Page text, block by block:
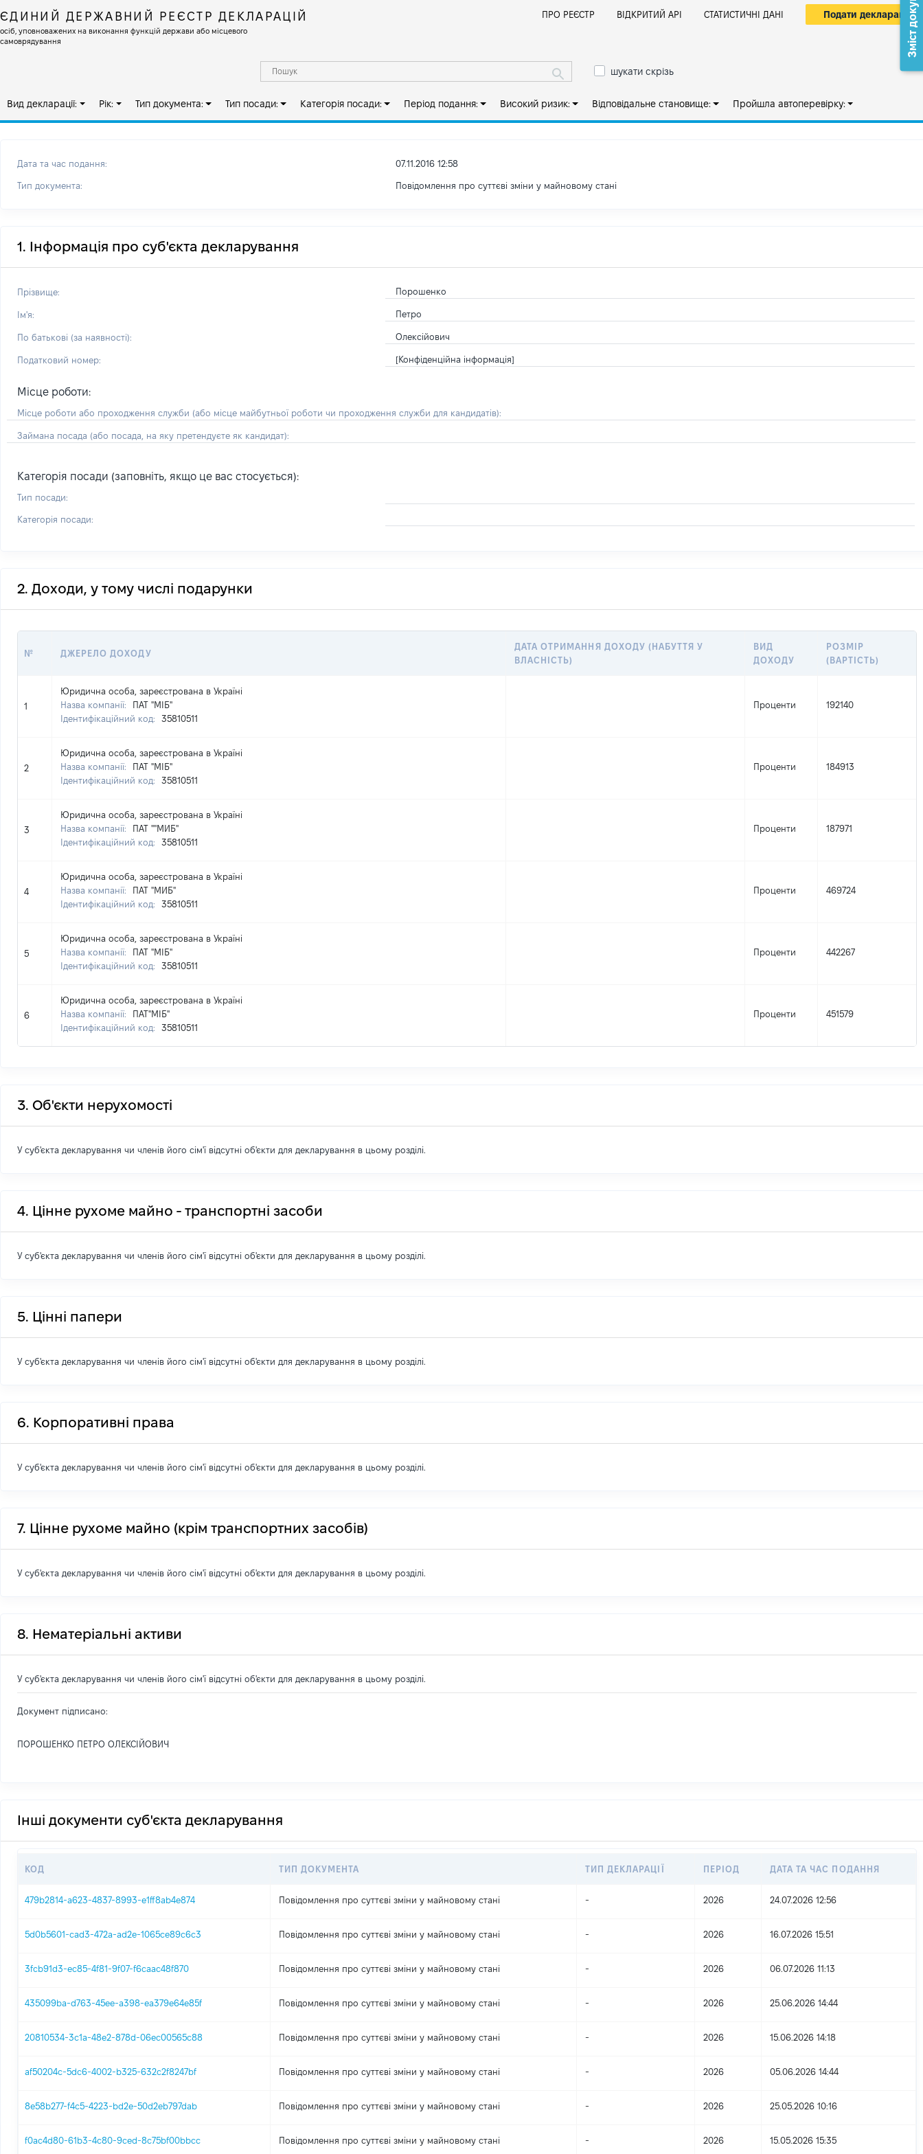
ЄДИНИЙ ДЕРЖАВНИЙ РЕЄСТР ДЕКЛАРАЦІЙ
осіб, уповноважених на виконання функцій держави або місцевого
самоврядування
ПРО РЕЄСТР ВІДКРИТИЙ АРІ СТАТИСТИЧНІ ДАНІ Подати декларацію
шукати скрізь
Вид декларації: Рік: Тип документа: Тип посади: Категорія посади: Період подання: Високий ризик: Відповідальне становище: Пройшла автоперевірку:
Дата та час подання: 07.11.2016 12:58
Тип документа: Повідомлення про суттєві зміни y майновому стані
1. Інформація про суб'єкта декларування
Прізвище: Порошенко
Ім'я: Петро
По батькові (за наявності): Олексійович
Податковий номер: [Конфіденційна інформація]
Місце роботи:
Місце роботи або проходження служби (або місце майбутньої роботи чи проходження служби для кандидатів):
Займана посада (або посада, на яку претендуєте як кандидат):
Категорія посади (заповніть, якщо це вас стосується):
Тип посади:
Категорія посади:
2. Доходи, у тому числі подарунки
№ ДЖЕРЕЛО ДОХОДУ
ДАТА ОТРИМАННЯ ДОХОДУ (НАБУТТЯ У
ВЛАСНІСТЬ)
ВИД
ДОХОДУ
РОЗМІР
(ВАРТІСТЬ)
1
Юридична особа, зареєстрована в Україні
Назва компанії:
ПАТ "МІБ"
Ідентифікаційний код:
35810511
Проценти 192140
2
Юридична особа, зареєстрована в Україні
Назва компанії:
ПАТ "МІБ"
Ідентифікаційний код:
35810511
Проценти 184913
3
Юридична особа, зареєстрована в Україні
Назва компанії:
ПАТ ""МИБ"
Ідентифікаційний код:
35810511
Проценти 187971
4
Юридична особа, зареєстрована в Україні
Назва компанії:
ПАТ "МИБ"
Ідентифікаційний код:
35810511
Проценти 469724
5
Юридична особа, зареєстрована в Україні
Назва компанії:
ПАТ "МІБ"
Ідентифікаційний код:
35810511
Проценти 442267
6
Юридична особа, зареєстрована в Україні
Назва компанії:
ПАТ"МІБ"
Ідентифікаційний код:
35810511
Проценти 451579
3. Об'єкти нерухомості
У суб'єкта декларування чи членів його сім'ї відсутні об'єкти для декларування в цьому розділі.
4. Цінне рухоме майно - транспортні засоби
У суб'єкта декларування чи членів його сім'ї відсутні об'єкти для декларування в цьому розділі.
5. Цінні папери
У суб'єкта декларування чи членів його сім'ї відсутні об'єкти для декларування в цьому розділі.
6. Корпоративні права
У суб'єкта декларування чи членів його сім'ї відсутні об'єкти для декларування в цьому розділі.
7. Цінне рухоме майно (крім транспортних засобів)
У суб'єкта декларування чи членів його сім'ї відсутні об'єкти для декларування в цьому розділі.
8. Нематеріальні активи
У суб'єкта декларування чи членів його сім'ї відсутні об'єкти для декларування в цьому розділі.
Документ підписано:
ПОРОШЕНКО ПЕТРО ОЛЕКСІЙОВИЧ
Інші документи суб'єкта декларування
КОД ТИП ДОКУМЕНТА ТИП ДЕКЛАРАЦІЇ ПЕРІОД ДАТА ТА ЧАС ПОДАННЯ
479b2814-a623-4837-8993-e1ff8ab4e874 Повідомлення про суттєві зміни y майновому стані - 2026 24.07.2026 12:56
5d0b5601-cad3-472a-ad2e-1065ce89c6c3 Повідомлення про суттєві зміни y майновому стані - 2026 16.07.2026 15:51
3fcb91d3-ec85-4f81-9f07-f6caac48f870 Повідомлення про суттєві зміни y майновому стані - 2026 06.07.2026 11:13
435099ba-d763-45ee-a398-ea379e64e85f Повідомлення про суттєві зміни y майновому стані - 2026 25.06.2026 14:44
20810534-3c1a-48e2-878d-06ec00565c88 Повідомлення про суттєві зміни y майновому стані - 2026 15.06.2026 14:18
af50204c-5dc6-4002-b325-632c2f8247bf Повідомлення про суттєві зміни y майновому стані - 2026 05.06.2026 14:44
8e58b277-f4c5-4223-bd2e-50d2eb797dab Повідомлення про суттєві зміни y майновому стані - 2026 25.05.2026 10:16
f0ac4d80-61b3-4c80-9ced-8c75bf00bbcc Повідомлення про суттєві зміни y майновому стані - 2026 15.05.2026 15:35